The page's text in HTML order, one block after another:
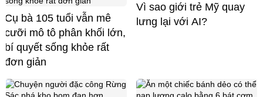
Cụ bà 105 tuổi vẫn mê
cưỡi mô tô phân khối lớn,
bí quyết sống khỏe rất
đơn giản
Vì sao giới trẻ Mỹ quay
lưng lại với AI?